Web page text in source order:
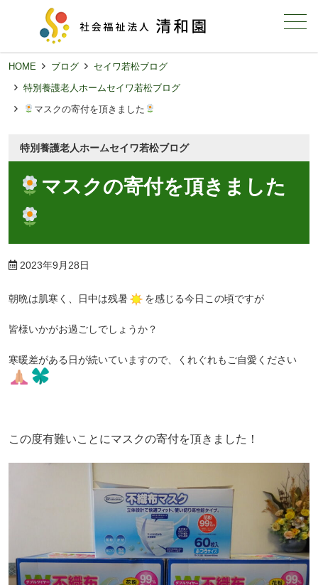
メニュー
HOME ブログ
セイワ若松ブログ
特別養護老人ホームセイワ若松ブログ
マスクの寄付を頂きました
特別養護老人ホームセイワ若松ブログ
マスクの寄付を頂きました
2023年9月28日
朝晩は肌寒く、日中は残暑 を感じる今日この頃ですが
皆様いかがお過ごしでしょうか？
寒暖差がある日が続いていますので、くれぐれもご自愛ください
この度有難いことにマスクの寄付を頂きました！